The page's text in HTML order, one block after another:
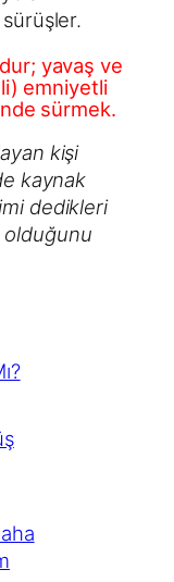
yavaş ve
emniyetli
sürmek.
kişi
kaynak
dedikleri
olduğunu